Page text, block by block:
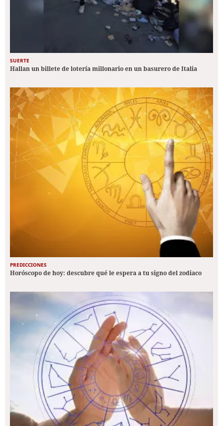
SUERTE
Hallan un billete de lotería millonario en un basurero de Italia
PREDICCIONES
Horóscopo de hoy: descubre qué le espera a tu signo del zodiaco